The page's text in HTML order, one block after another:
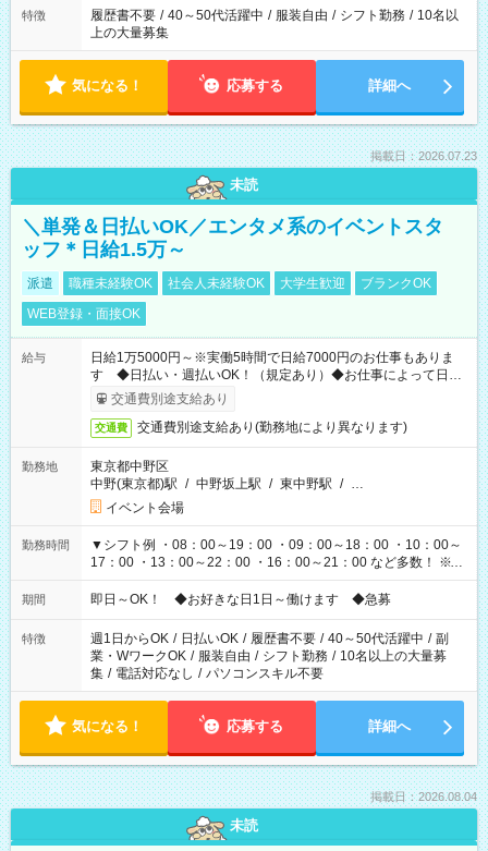
特徴 履歴書不要 / 40～50代活躍中 / 服装自由 / シフト勤務 / 10名以
上の大量募集
気になる！ 応募する 詳細へ
掲載日：2026.07.23
未読
＼単発＆日払いOK／エンタメ系のイベントスタ
ッフ＊日給1.5万～
派遣 職種未経験OK 社会人未経験OK 大学生歓迎
ブランクOK
WEB登録・面接OK
給与
日給1万5000円～※実働5時間で日給7000円のお仕事もありま
す ◆日払い・週払いOK！（規定あり）◆お仕事によって日給
も異なります
交通費別途支給あり
交通費 交通費別途支給あり(勤務地により異なります)
勤務地
東京都中野区
中野(東京都)駅 / 中野坂上駅 / 東中野駅 / …
イベント会場
勤務時間
▼シフト例 ・08：00～19：00 ・09：00～18：00 ・10：00～
17：00 ・13：00～22：00 ・16：00～21：00 など多数！ ※お
仕事により勤務時間が異なります
期間 即日～OK！ ◆お好きな日1日～働けます ◆急募
特徴 週1日からOK / 日払いOK / 履歴書不要 / 40～50代活躍中 / 副
業・WワークOK / 服装自由 / シフト勤務 / 10名以上の大量募
集 / 電話対応なし / パソコンスキル不要
気になる！ 応募する 詳細へ
掲載日：2026.08.04
未読